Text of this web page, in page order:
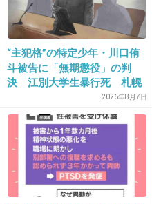
LINEで職場の数人と繋がっ
上司には絶対教えたくない
26. 匿名2019/06/20(木) 19:05:22
職場の人になんか絶対SNS
“主犯格”の特定少年・川口侑
斗被告に「無期懲役」の判
決 江別大学生暴行死 札幌
2026年8月7日